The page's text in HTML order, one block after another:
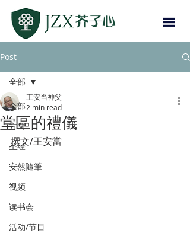
Post
全部
方向
圣经
安然隨筆
视频
读书会
活动/节目
全部
堂區的禮儀
王安当神父
2 min read
撰文/王安當